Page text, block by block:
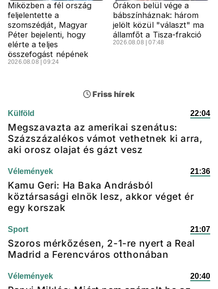
Miközben a fél ország
feljelentette a
szomszédját, Magyar
Péter bejelenti, hogy
elérte a teljes
összefogást népének
2026.08.08 | 09:24
Órákon belül vége a
bábszínháznak: három
jelölt közül "választ" ma
államfőt a Tisza-frakció
2026.08.08 | 07:48
Friss hírek
Külföld 22:04
Megszavazta az amerikai szenátus:
Százszázalékos vámot vethetnek ki arra,
aki orosz olajat és gázt vesz
Vélemények 21:36
Kamu Geri: Ha Baka Andrásból
köztársasági elnök lesz, akkor véget ér
egy korszak
Sport 21:07
Szoros mérkőzésen, 2-1-re nyert a Real
Madrid a Ferencváros otthonában
Vélemények 20:40